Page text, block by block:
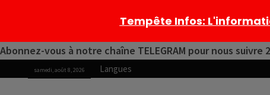
Abonnez-vous à notre chaîne TELEGRAM pour nous suivre
samedi, août 8, 2026 Langues
Tempête Infos: